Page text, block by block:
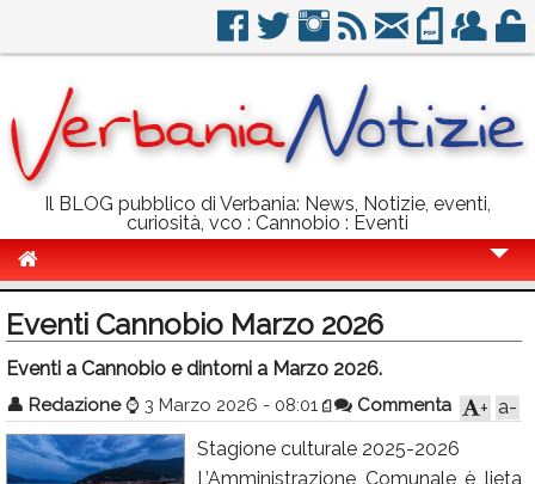
Il BLOG pubblico di Verbania: News, Notizie, eventi,
curiosità, vco : Cannobio : Eventi
Politica
Sport
Eventi
Eventi Cannobio Marzo 2026
Eventi a Cannobio e dintorni a Marzo 2026.
👤 Redazione ⌚ 3 Marzo 2026 - 08:01 Commenta a-
+
Stagione culturale 2025-2026
L’Amministrazione Comunale è lieta